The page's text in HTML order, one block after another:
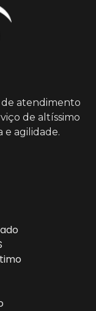
atendimento
de altíssimo
e agilidade.